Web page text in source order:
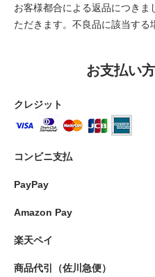
お客様都合による返品につき
ただきます。不良品に該当する
お支払い
クレジット
コンビニ支払
PayPay
Amazon Pay
楽天ペイ
商品代引（佐川急便）